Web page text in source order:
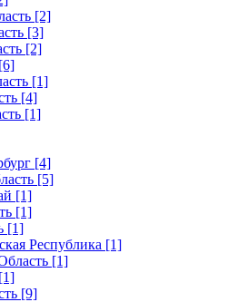
[2]
[3]
[2]
[1]
[4]
[1]
[4]
[5]
[1]
[1]
[1]
Республика [1]
[1]
[9]